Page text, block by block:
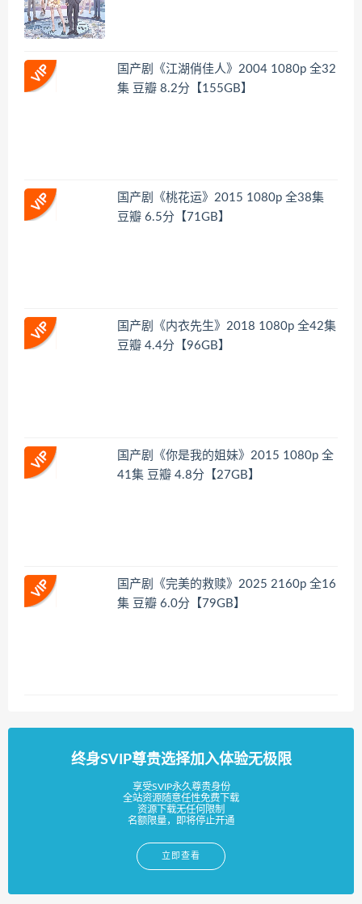
国产剧《江湖俏佳人》2004 1080p 全32
集 豆瓣 8.2分【155GB】
国产剧《桃花运》2015 1080p 全38集
豆瓣 6.5分【71GB】
国产剧《内衣先生》2018 1080p 全42集
豆瓣 4.4分【96GB】
国产剧《你是我的姐妹》2015 1080p 全
41集 豆瓣 4.8分【27GB】
国产剧《完美的救赎》2025 2160p 全16
集 豆瓣 6.0分【79GB】
终身SVIP尊贵选择加入体验无极限
享受SVIP永久尊贵身份
全站资源随意任性免费下载
资源下载无任何限制
名额限量，即将停止开通
立即查看